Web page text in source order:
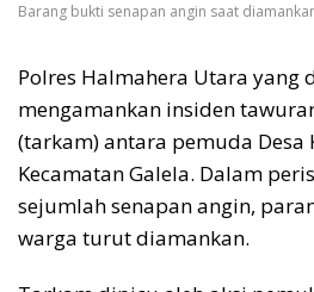
Barang bukti senapan angin saat
Polres Halmahera Utara yang
mengamankan insiden
(tarkam) antara pemuda Desa
Kecamatan Galela. Dalam
sejumlah senapan angin,
warga turut diamankan.